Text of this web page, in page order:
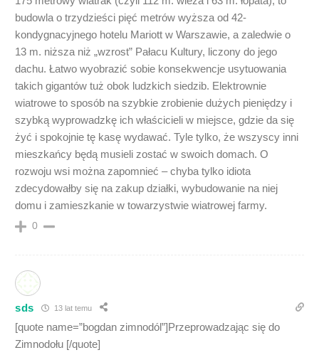
budowla o trzydzieści pięć metrów wyższa od 42-
kondygnacyjnego hotelu Mariott w Warszawie, a zaledwie o
13 m. niższa niż „wzrost” Pałacu Kultury, liczony do jego
dachu. Łatwo wyobrazić sobie konsekwencje usytuowania
takich gigantów tuż obok ludzkich siedzib. Elektrownie
wiatrowe to sposób na szybkie zrobienie dużych pieniędzy i
szybką wyprowadzkę ich właścicieli w miejsce, gdzie da się
żyć i spokojnie tę kasę wydawać. Tyle tylko, że wszyscy inni
mieszkańcy będą musieli zostać w swoich domach. O
rozwoju wsi można zapomnieć – chyba tylko idiota
zdecydowałby się na zakup działki, wybudowanie na niej
domu i zamieszkanie w towarzystwie wiatrowej farmy.
0
sds 13 lat temu
[quote name=”bogdan zimnodól”]Przeprowadzając się do
Zimnodołu [/quote]